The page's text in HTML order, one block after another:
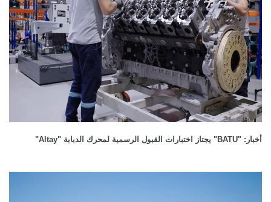
أخبار: "BATU" يجتاز اختبارات القبول الرسمية لمحرك الدبابة "Altay"